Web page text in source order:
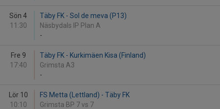
Sön 4
11:30
Täby FK - Sol de meva (P13)
Näsbydals IP Plan A
-
Fre 9
17:40
Täby FK - Kurkimäen Kisa (Finland)
Grimsta A3
-
Lör 10
10:10
FS Metta (Lettland) - Täby FK
Grimsta BP 7 vs 7